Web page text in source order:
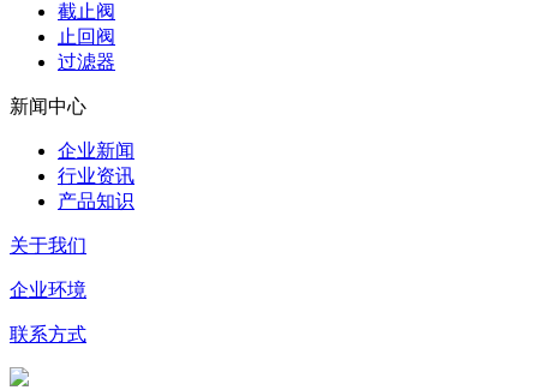
截止阀
止回阀
过滤器
新闻中心
企业新闻
行业资讯
产品知识
关于我们
企业环境
联系方式